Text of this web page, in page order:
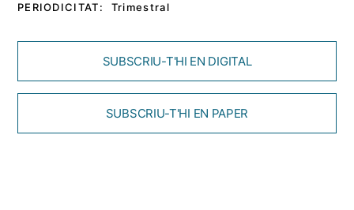
PERIODICITAT:
Trimestral
SUBSCRIU-T'HI EN DIGITAL
SUBSCRIU-T'HI EN PAPER